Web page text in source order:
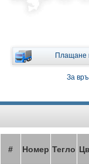
Плащане
За
# Номер Тегло